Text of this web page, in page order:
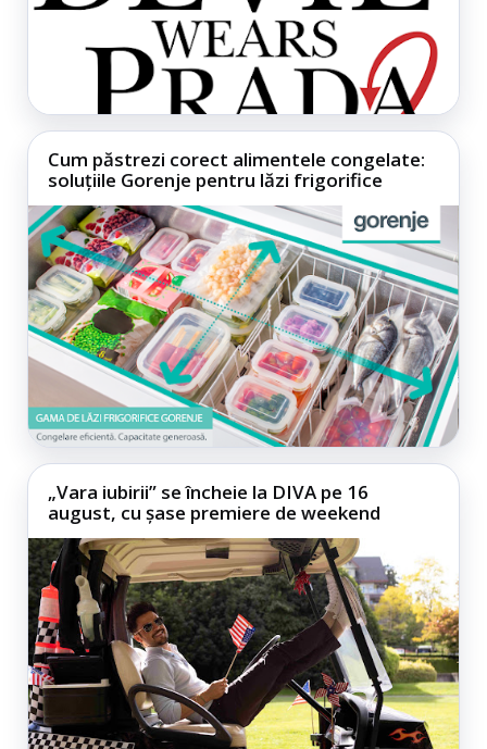
Cum păstrezi corect alimentele congelate:
soluțiile Gorenje pentru lăzi frigorifice
„Vara iubirii” se încheie la DIVA pe 16
august, cu șase premiere de weekend